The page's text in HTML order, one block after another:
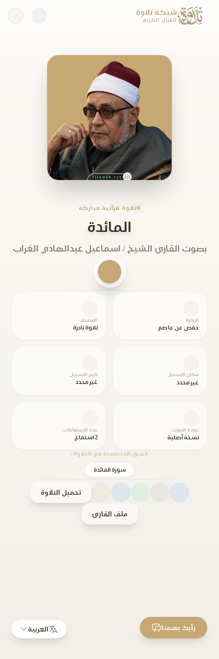
شبكة تلاوة
للقرآن الكريم
تلاوة قرآنية مباركة
المائدة
بصوت القارئ الشيخ / اسماعيل عبدالهادي الغراب
الرواية
حفص عن عاصم
المصحف
تلاوة نادرة
مكان التسجيل
غير محدد
تاريخ التسجيل
غير محدد
جودة الصوت
نسخة أصلية
عدد الاستماعات
2 استماع
السور المتضمنة في التلاوة:
سورة المائدة
تحميل التلاوة
ملف القارئ
العربية رأيك يهمنا